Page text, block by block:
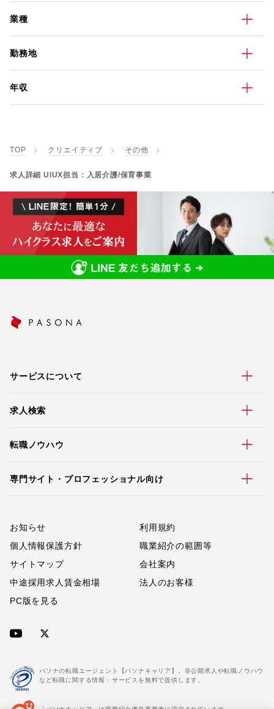
業種
勤務地
年収
TOP クリエイティブ その他
求人詳細 UIUX担当：入居介護/保育事業
サービスについて
求人検索
転職ノウハウ
専門サイト・プロフェッショナル向け
お知らせ
利用規約
個人情報保護方針
職業紹介の範囲等
サイトマップ
会社案内
中途採用求人賃金相場
法人のお客様
PC版を見る
パソナの転職エージェント【パソナキャリア】。非公開求人や転職ノウハウ
など転職に関する情報・サービスを無料で提供します。